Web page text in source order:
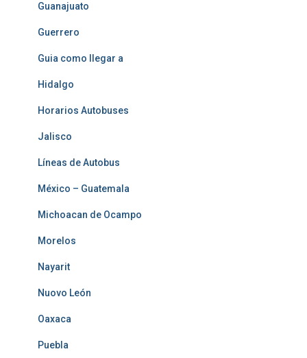
Guanajuato
Guerrero
Guia como llegar a
Hidalgo
Horarios Autobuses
Jalisco
Líneas de Autobus
México – Guatemala
Michoacan de Ocampo
Morelos
Nayarit
Nuovo León
Oaxaca
Puebla